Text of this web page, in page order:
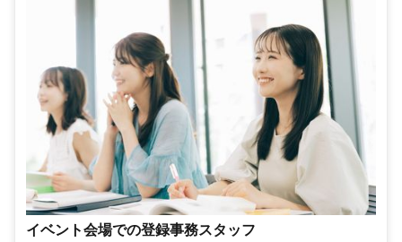
イベント会場での登録事務スタッフ